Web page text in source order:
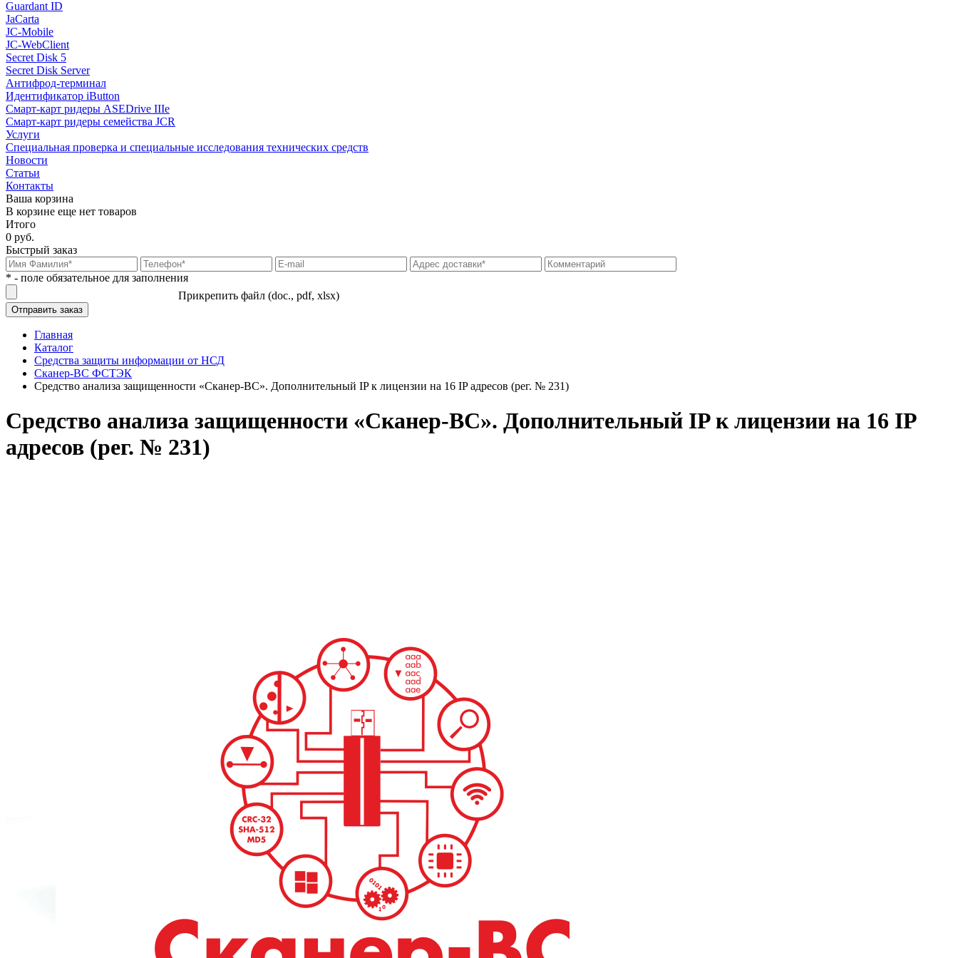
Guardant ID
JaCarta
JC-Mobile
JC-WebClient
Secret Disk 5
Secret Disk Server
Антифрод-терминал
Идентификатор iButton
Смарт-карт ридеры ASEDrive IIIe
Смарт-карт ридеры семейства JCR
Услуги
Специальная проверка и специальные исследования технических средств
Новости
Статьи
Контакты
Ваша корзина
В корзине еще нет товаров
Итого
0 руб.
Быстрый заказ
* - поле обязательное для заполнения
Прикрепить файл (doc., pdf, xlsx)
Главная
Каталог
Средства защиты информации от НСД
Сканер-ВС ФСТЭК
Средство анализа защищенности «Сканер-ВС». Дополнительный IP к лицензии на 16 IP адресов (рег. № 231)
Средство анализа защищенности «Сканер-ВС». Дополнительный IP к лицензии на 16 IP
адресов (рег. № 231)